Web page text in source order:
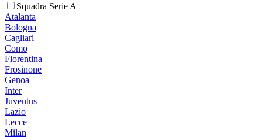
Squadra Serie A
Atalanta
Bologna
Cagliari
Como
Fiorentina
Frosinone
Genoa
Inter
Juventus
Lazio
Lecce
Milan